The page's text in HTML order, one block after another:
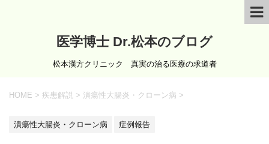
医学博士 Dr.松本のブログ
松本漢方クリニック 真実の治る医療の求道者
HOME > 疾患解説 > 潰瘍性大腸炎・クローン病 >
潰瘍性大腸炎・クローン病 症例報告